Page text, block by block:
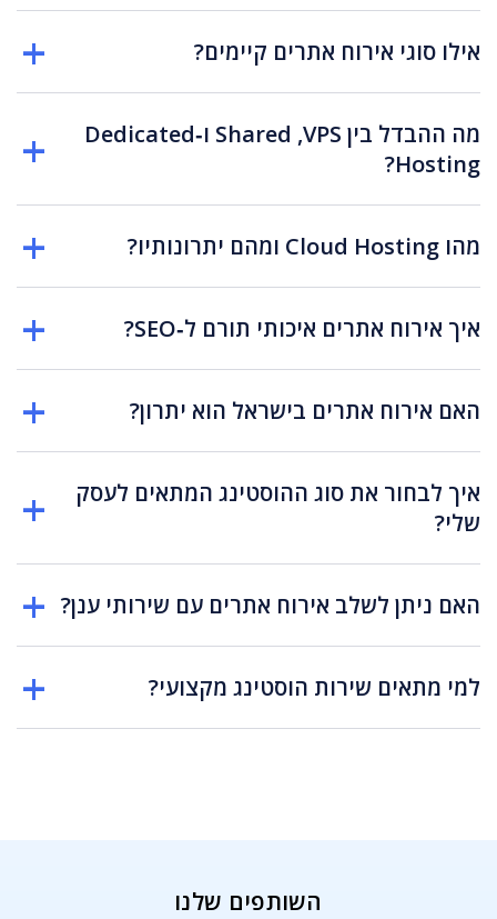
אילו סוגי אירוח אתרים קיימים?
מה ההבדל בין Shared ,VPS ו‑Dedicated
Hosting?
מהו Cloud Hosting ומהם יתרונותיו?
איך אירוח אתרים איכותי תורם ל‑SEO?
האם אירוח אתרים בישראל הוא יתרון?
איך לבחור את סוג ההוסטינג המתאים לעסק
שלי?
האם ניתן לשלב אירוח אתרים עם שירותי ענן?
למי מתאים שירות הוסטינג מקצועי?
השותפים שלנו